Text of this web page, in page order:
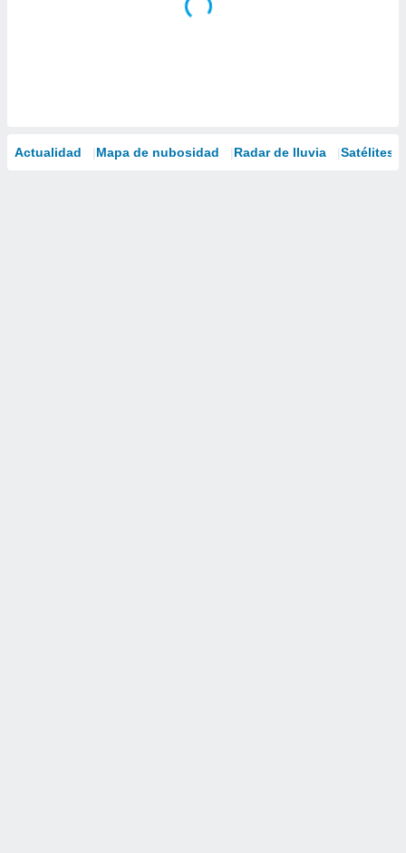
Actualidad Mapa de nubosidad Radar de lluvia Satélites